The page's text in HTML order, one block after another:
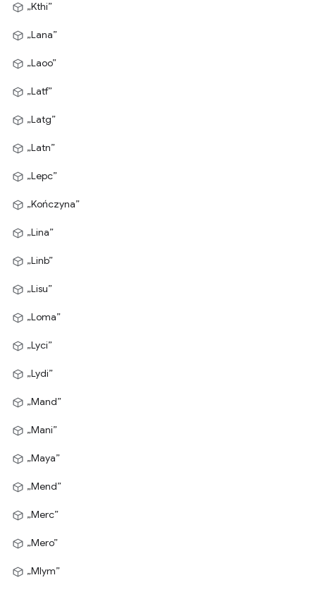
„Kthi”
„Lana”
„Laoo”
„Latf”
„Latg”
„Latn”
„Lepc”
„Kończyna”
„Lina”
„Linb”
„Lisu”
„Loma”
„Lyci”
„Lydi”
„Mand”
„Mani”
„Maya”
„Mend”
„Merc”
„Mero”
„Mlym”